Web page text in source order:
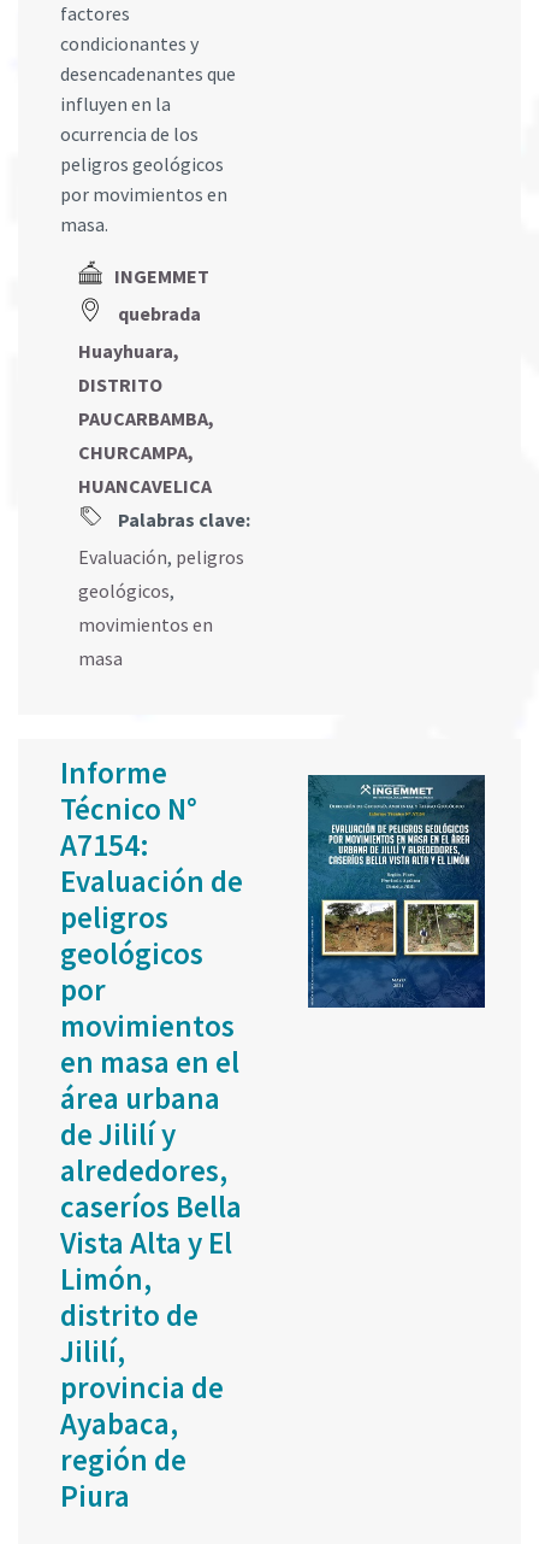
factores
condicionantes y
desencadenantes que
influyen en la
ocurrencia de los
peligros geológicos
por movimientos en
masa.
INGEMMET
quebrada
Huayhuara,
DISTRITO
PAUCARBAMBA,
CHURCAMPA,
HUANCAVELICA
Palabras clave:
Evaluación, peligros
geológicos,
movimientos en
masa
Informe
Técnico N°
A7154:
Evaluación de
peligros
geológicos
por
movimientos
en masa en el
área urbana
de Jililí y
alrededores,
caseríos Bella
Vista Alta y El
Limón,
distrito de
Jililí,
provincia de
Ayabaca,
región de
Piura